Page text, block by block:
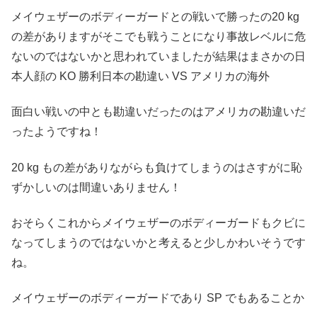
メイウェザーのボディーガードとの戦いで勝ったの20 kg
の差がありますがそこでも戦うことになり事故レベルに危
ないのではないかと思われていましたが結果はまさかの日
本人顔の KO 勝利日本の勘違い VS アメリカの海外
面白い戦いの中とも勘違いだったのはアメリカの勘違いだ
ったようですね！
20 kg もの差がありながらも負けてしまうのはさすがに恥
ずかしいのは間違いありません！
おそらくこれからメイウェザーのボディーガードもクビに
なってしまうのではないかと考えると少しかわいそうです
ね。
メイウェザーのボディーガードであり SP でもあることか